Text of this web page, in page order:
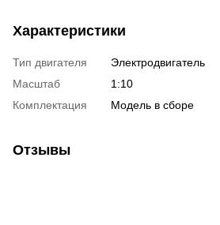
Характеристики
Тип двигателя
Электродвигатель
Масштаб
1:10
Комплектация
Модель в сборе
Отзывы